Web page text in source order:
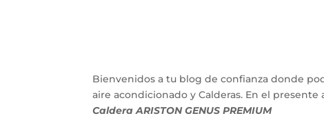
Bienvenidos a tu blog de confianza donde
aire acondicionado y Calderas. En el
Caldera ARISTON GENUS PREMIUM